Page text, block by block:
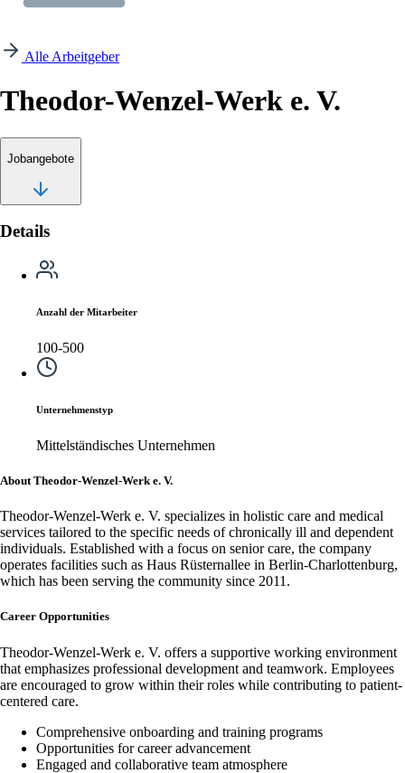
Alle Arbeitgeber
Theodor-Wenzel-Werk e. V.
Jobangebote
Details
Anzahl der Mitarbeiter
100-500
Unternehmenstyp
Mittelständisches Unternehmen
About Theodor-Wenzel-Werk e. V.
Theodor-Wenzel-Werk e. V. specializes in holistic care and medical
services tailored to the specific needs of chronically ill and dependent
individuals. Established with a focus on senior care, the company
operates facilities such as Haus Rüsternallee in Berlin-Charlottenburg,
which has been serving the community since 2011.
Career Opportunities
Theodor-Wenzel-Werk e. V. offers a supportive working environment
that emphasizes professional development and teamwork. Employees
are encouraged to grow within their roles while contributing to patient-
centered care.
Comprehensive onboarding and training programs
Opportunities for career advancement
Engaged and collaborative team atmosphere